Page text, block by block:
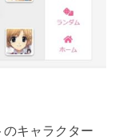
キャラクター